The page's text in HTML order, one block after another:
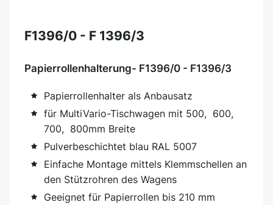
F1396/0 - F 1396/3
Papierrollenhalterung- F1396/0 - F1396/3
Papierrollenhalter als Anbausatz
für MultiVario-Tischwagen mit 500, 600,
700, 800mm Breite
Pulverbeschichtet blau RAL 5007
Einfache Montage mittels Klemmschellen an
den Stützrohren des Wagens
Geeignet für Papierrollen bis 210 mm